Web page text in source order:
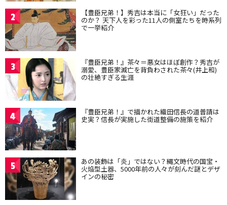
2 【豊臣兄弟！】秀吉は本当に「女狂い」だった
のか？ 天下人を彩った11人の側室たちを時系列
で一挙紹介
3 『豊臣兄弟！』茶々＝悪女はほぼ創作？秀吉が
溺愛、豊臣家滅亡を背負わされた茶々(井上和)
の壮絶すぎる生涯
4 『豊臣兄弟！』で描かれた織田信長の道普請は
史実？信長が実施した街道整備の施策を紹介
5 あの装飾は「炎」ではない？縄文時代の国宝・
火焔型土器、5000年前の人々が刻んだ謎とデザ
インの秘密